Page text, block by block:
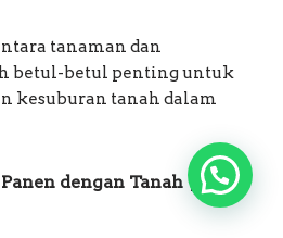
tanaman dan
betul-betul penting untuk
kesuburan tanah dalam
dengan Tanah yang